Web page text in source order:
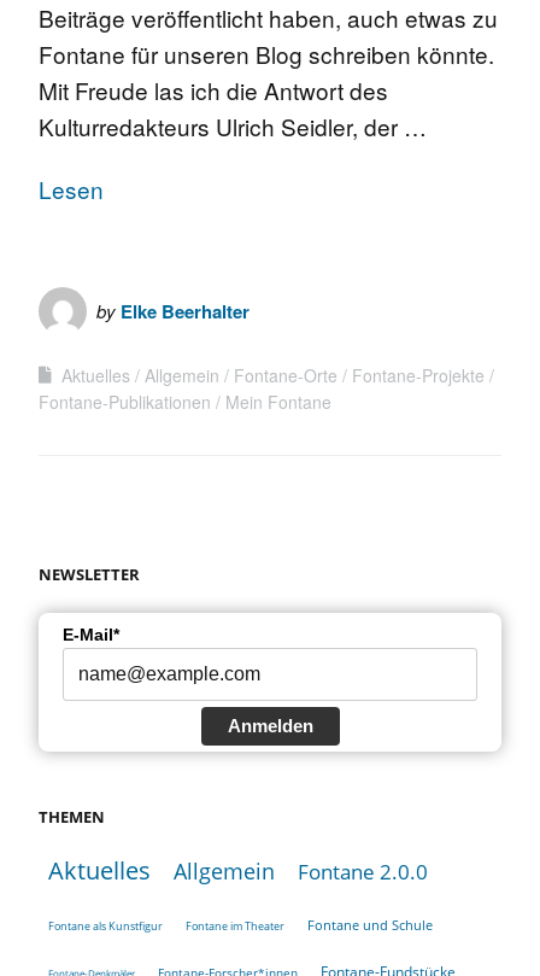
Beiträge veröffentlicht haben, auch etwas zu
Fontane für unseren Blog schreiben könnte.
Mit Freude las ich die Antwort des
Kulturredakteurs Ulrich Seidler, der …
Lesen
by Elke Beerhalter
Aktuelles Allgemein Fontane-Orte
Fontane-Projekte
Fontane-Publikationen
Mein Fontane
NEWSLETTER
E-Mail*
Anmelden
THEMEN
Aktuelles Allgemein Fontane 2.0.0
Fontane als Kunstfigur Fontane im Theater Fontane und Schule